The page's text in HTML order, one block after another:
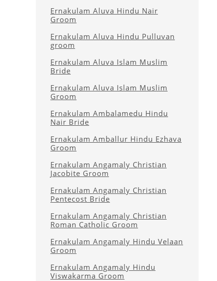
Ernakulam Aluva Hindu Nair
Groom
Ernakulam Aluva Hindu Pulluvan
groom
Ernakulam Aluva Islam Muslim
Bride
Ernakulam Aluva Islam Muslim
Groom
Ernakulam Ambalamedu Hindu
Nair Bride
Ernakulam Amballur Hindu Ezhava
Groom
Ernakulam Angamaly Christian
Jacobite Groom
Ernakulam Angamaly Christian
Pentecost Bride
Ernakulam Angamaly Christian
Roman Catholic Groom
Ernakulam Angamaly Hindu Velaan
Groom
Ernakulam Angamaly Hindu
Viswakarma Groom